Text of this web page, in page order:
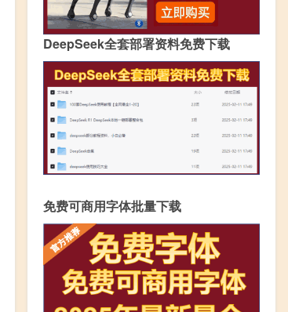
DeepSeek全套部署资料免费下载
免费可商用字体批量下载